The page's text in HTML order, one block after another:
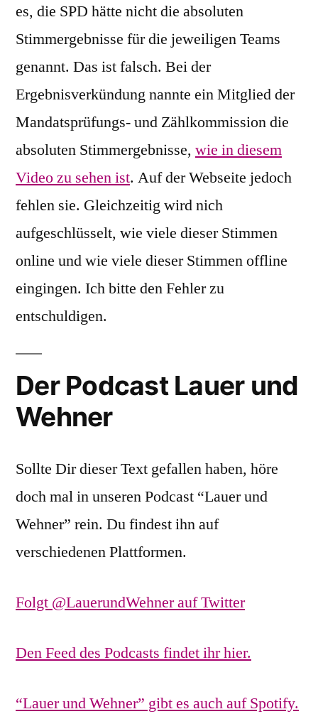
es, die SPD hätte nicht die absoluten
Stimmergebnisse für die jeweiligen Teams
genannt. Das ist falsch. Bei der
Ergebnisverkündung nannte ein Mitglied der
Mandatsprüfungs- und Zählkommission die
absoluten Stimmergebnisse, wie in diesem
Video zu sehen ist. Auf der Webseite jedoch
fehlen sie. Gleichzeitig wird nich
aufgeschlüsselt, wie viele dieser Stimmen
online und wie viele dieser Stimmen offline
eingingen. Ich bitte den Fehler zu
entschuldigen.
Der Podcast Lauer und
Wehner
Sollte Dir dieser Text gefallen haben, höre
doch mal in unseren Podcast “Lauer und
Wehner” rein. Du findest ihn auf
verschiedenen Plattformen.
Folgt @LauerundWehner auf Twitter
Den Feed des Podcasts findet ihr hier.
“Lauer und Wehner” gibt es auch auf Spotify.